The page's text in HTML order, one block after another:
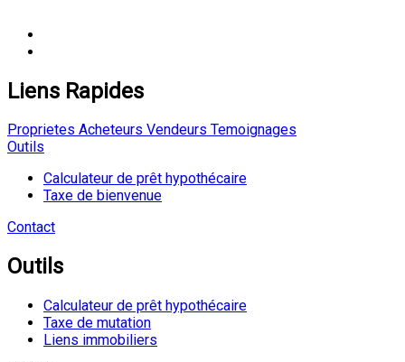
Liens Rapides
Proprietes Acheteurs Vendeurs Temoignages
Outils
Calculateur de prêt hypothécaire
Taxe de bienvenue
Contact
Outils
Calculateur de prêt hypothécaire
Taxe de mutation
Liens immobiliers